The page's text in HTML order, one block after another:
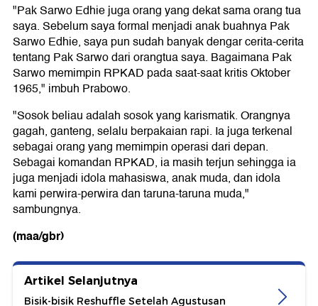
"Pak Sarwo Edhie juga orang yang dekat sama orang tua
saya. Sebelum saya formal menjadi anak buahnya Pak
Sarwo Edhie, saya pun sudah banyak dengar cerita-cerita
tentang Pak Sarwo dari orangtua saya. Bagaimana Pak
Sarwo memimpin RPKAD pada saat-saat kritis Oktober
1965," imbuh Prabowo.
"Sosok beliau adalah sosok yang karismatik. Orangnya
gagah, ganteng, selalu berpakaian rapi. Ia juga terkenal
sebagai orang yang memimpin operasi dari depan.
Sebagai komandan RPKAD, ia masih terjun sehingga ia
juga menjadi idola mahasiswa, anak muda, dan idola
kami perwira-perwira dan taruna-taruna muda,"
sambungnya.
(maa/gbr)
Artikel Selanjutnya
Bisik-bisik Reshuffle Setelah Agustusan